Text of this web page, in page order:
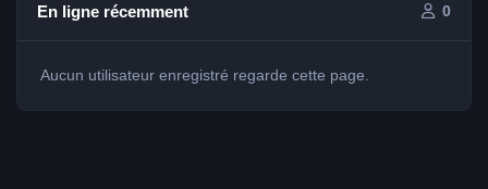
En ligne récemment 0
Aucun utilisateur enregistré regarde cette page.